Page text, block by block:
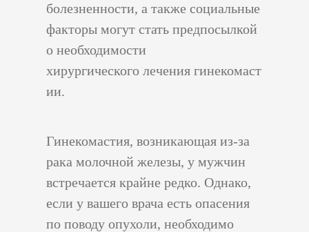
болезненности, а также социальные
факторы могут стать предпосылкой
о необходимости
хирургического лечения гинекомаст
ии.
Гинекомастия, возникающая из-за
рака молочной железы, у мужчин
встречается крайне редко. Однако,
если у вашего врача есть опасения
по поводу опухоли, необходимо